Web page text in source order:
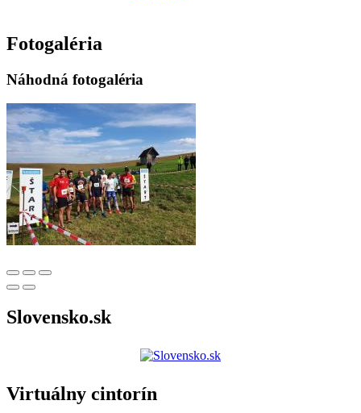
Fotogaléria
Náhodná fotogaléria
Slovensko.sk
Virtuálny cintorín